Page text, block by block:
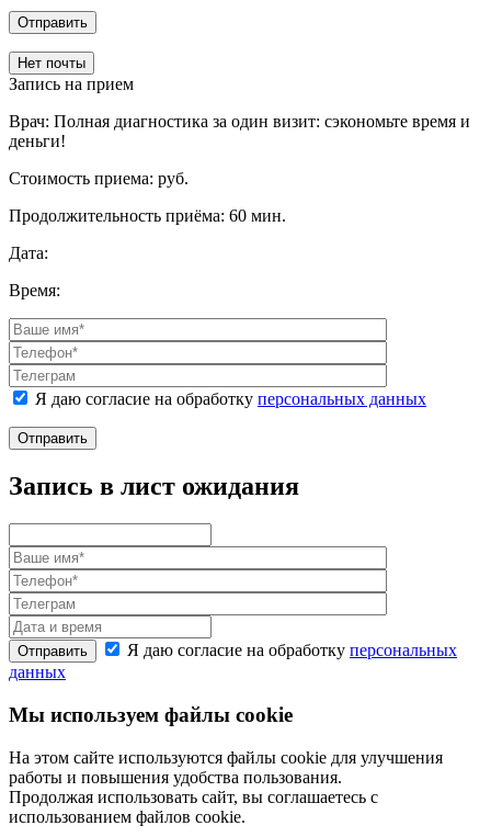
Отправить
Нет почты
Запись на прием
Врач: Полная диагностика за один визит: сэкономьте время и
деньги!
Стоимость приема: руб.
Продолжительность приёма: 60 мин.
Дата:
Время:
Я даю согласие на обработку персональных данных
Отправить
Запись в лист ожидания
Отправить Я даю согласие на обработку персональных
данных
Мы используем файлы cookie
На этом сайте используются файлы cookie для улучшения
работы и повышения удобства пользования.
Продолжая использовать сайт, вы соглашаетесь с
использованием файлов cookie.